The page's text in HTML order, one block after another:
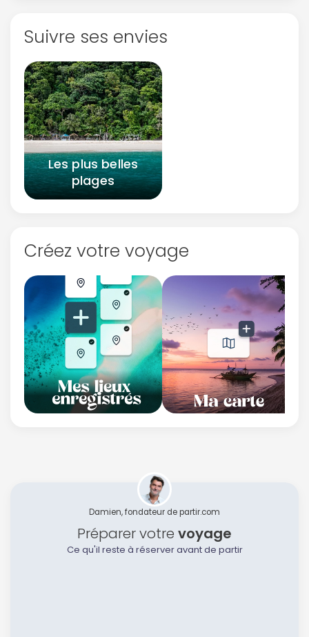
Suivre ses envies
Les plus belles
plages
Créez votre voyage
Damien, fondateur de partir.com
Préparer votre voyage
Ce qu'il reste à réserver avant de partir
Continuer avec Apple
Politique de
confidentialité.